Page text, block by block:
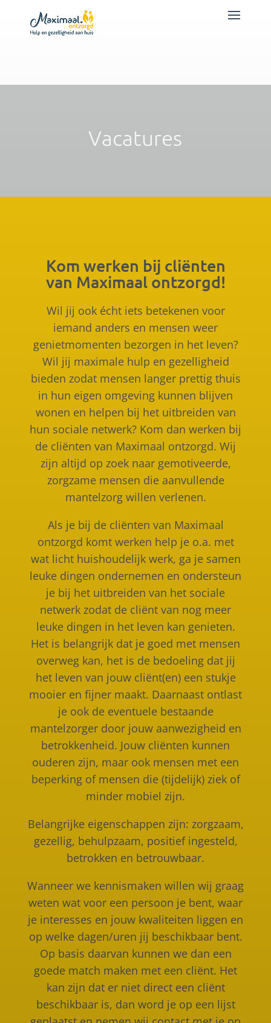
Contact/aanvraag
Vacatures
Kom werken bij cliënten
van Maximaalontzorgd!
Wil jij ook écht iets betekenen voor
iemand anders en mensen weer
genietmomenten bezorgen in het leven?
Wil jij maximale hulp en gezelligheid
bieden zodat mensen langer prettig thuis
in hun eigen omgeving kunnen blijven
wonen en helpen bij het uitbreiden van
hun sociale netwerk? Kom dan werken bij
de cliënten van Maximaal ontzorgd. Wij
zijn altijd op zoek naar gemotiveerde,
zorgzame mensen die aanvullende
mantelzorg willen verlenen.
Als je bij de cliënten van Maximaal
ontzorgd komt werken help je o.a. met
wat licht huishoudelijk werk, ga je samen
leuke dingen ondernemen en ondersteun
je bij het uitbreiden van het sociale
netwerk zodat de cliënt van nog meer
leuke dingen in het leven kan genieten.
Het is belangrijk dat je goed met mensen
overweg kan, het is de bedoeling dat jij
het leven van jouw cliënt(en) een stukje
mooier en fijner maakt. Daarnaast ontlast
je ook de eventuele bestaande
mantelzorger door jouw aanwezigheid en
betrokkenheid. Jouw cliënten kunnen
ouderen zijn, maar ook mensen met een
beperking of mensen die (tijdelijk) ziek of
minder mobiel zijn.
Belangrijke eigenschappen zijn: zorgzaam,
gezellig, behulpzaam, positief ingesteld,
betrokken en betrouwbaar.
Wanneer we kennismaken willen wij graag
weten wat voor een persoon je bent, waar
je interesses en jouw kwaliteiten liggen en
op welke dagen/uren jij beschikbaar bent.
Op basis daarvan kunnen we dan een
goede match maken met een cliënt. Het
kan zijn dat er niet direct een cliënt
beschikbaar is, dan word je op een lijst